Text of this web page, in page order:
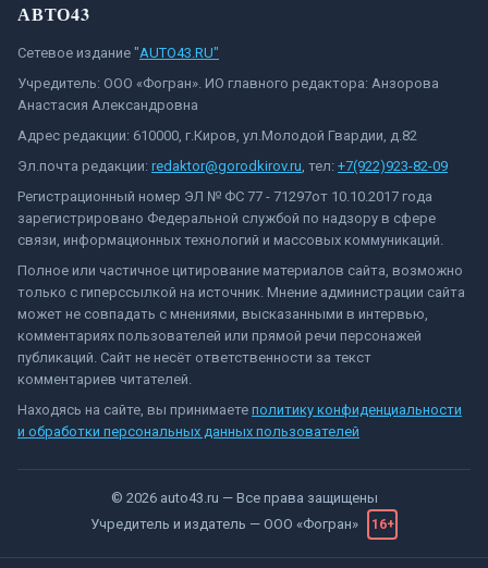
АВТО43
Сетевое издание "AUTO43.RU"
Учредитель: ООО «Фогран». ИО главного редактора: Анзорова
Анастасия Александровна
Адрес редакции: 610000, г.Киров, ул.Молодой Гвардии, д.82
Эл.почта редакции: redaktor@gorodkirov.ru, тел: +7(922)923-82-09
Регистрационный номер ЭЛ № ФС 77 - 71297от 10.10.2017 года
зарегистрировано Федеральной службой по надзору в сфере
связи, информационных технологий и массовых коммуникаций.
Полное или частичное цитирование материалов сайта, возможно
только с гиперссылкой на источник. Мнение администрации сайта
может не совпадать с мнениями, высказанными в интервью,
комментариях пользователей или прямой речи персонажей
публикаций. Сайт не несёт ответственности за текст
комментариев читателей.
Находясь на сайте, вы принимаете политику конфиденциальности
и обработки персональных данных пользователей
© 2026 auto43.ru — Все права защищены
Учредитель и издатель — ООО «Фогран» 16+